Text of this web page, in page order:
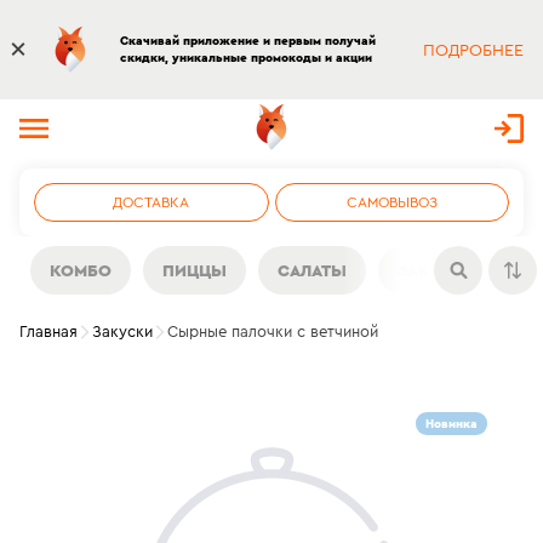
Скачивай приложение и первым получай
скидки, уникальные промокоды и акции
ПОДРОБНЕЕ
ДОСТАВКА САМОВЫВОЗ
КОМБО ПИЦЦЫ САЛАТЫ ЗАКУСКИ
Главная Закуски Сырные палочки с ветчиной
Новинка